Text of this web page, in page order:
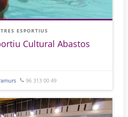
ESPORTIUS
Cultural Abastos
96 313 00 49